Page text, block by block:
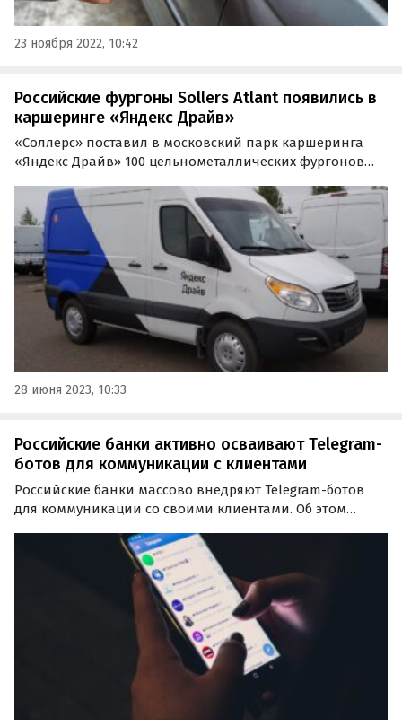
23 ноября 2022, 10:42
Российские фургоны Sollers Atlant появились в
каршеринге «Яндекс Драйв»
«Соллерс» поставил в московский парк каршеринга
«Яндекс Драйв» 100 цельнометаллических фургонов
среду сообщила пресс-служба компании.
28 июня 2023, 10:33
Российские банки активно осваивают Telegram-
ботов для коммуникации с клиентами
Российские банки массово внедряют Telegram-ботов
для коммуникации со своими клиентами. Об этом
разработчика ПО Naumen, на которое ссылаются